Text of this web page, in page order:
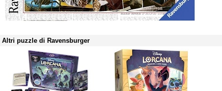
Altri puzzle di Ravensburger